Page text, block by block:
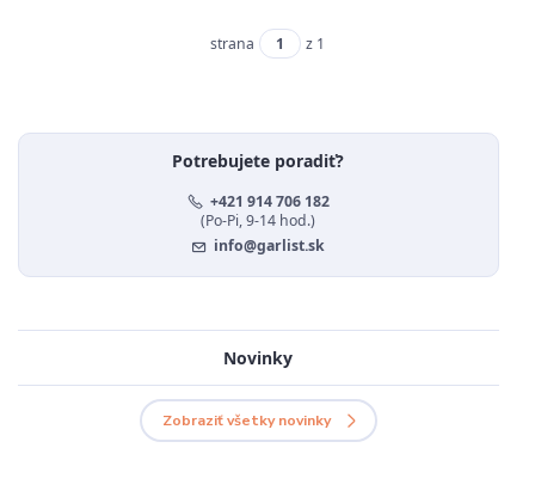
strana z 1
Potrebujete poradiť?
+421 914 706 182
(Po-Pi, 9-14 hod.)
info@garlist.sk
Novinky
Zobraziť všetky novinky